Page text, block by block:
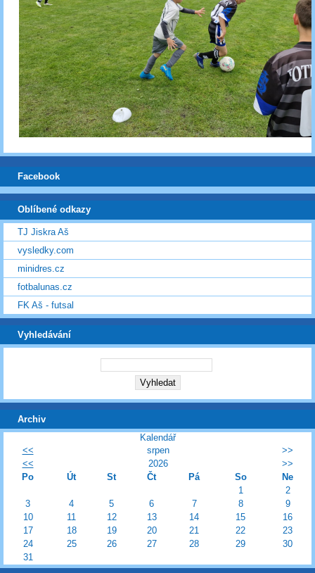
Facebook
Oblíbené odkazy
TJ Jiskra Aš
vysledky.com
minidres.cz
fotbalunas.cz
FK Aš - futsal
Vyhledávání
Archiv
Kalendář
<<
srpen
>>
<<
2026
>>
Po
Út St Čt Pá So
Ne
1
2
3
4 5 6 7 8
9
10
11 12 13 14 15
16
17
18 19 20 21 22
23
24
25 26 27 28 29
30
31